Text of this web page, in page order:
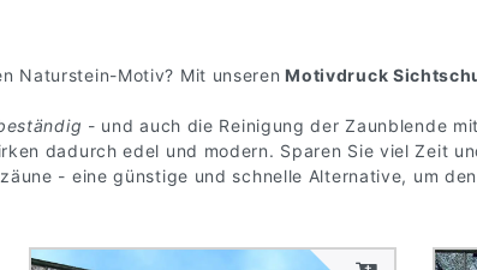
Naturstein-Motiv? Mit unseren Motivdruck
- und auch die Reinigung der Zaunblende
dadurch edel und modern. Sparen Sie viel Zeit
- eine günstige und schnelle Alternative, um